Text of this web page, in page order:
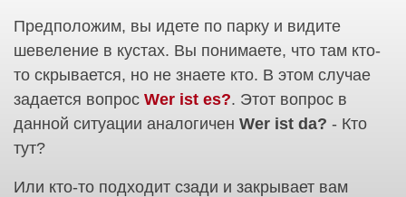
Предположим, вы идете по парку и видите
шевеление в кустах. Вы понимаете, что там кто-
то скрывается, но не знаете кто. В этом случае
задается вопрос Wer ist es?. Этот вопрос в
данной ситуации аналогичен Wer ist da? - Кто
тут?
Или кто-то подходит сзади и закрывает вам